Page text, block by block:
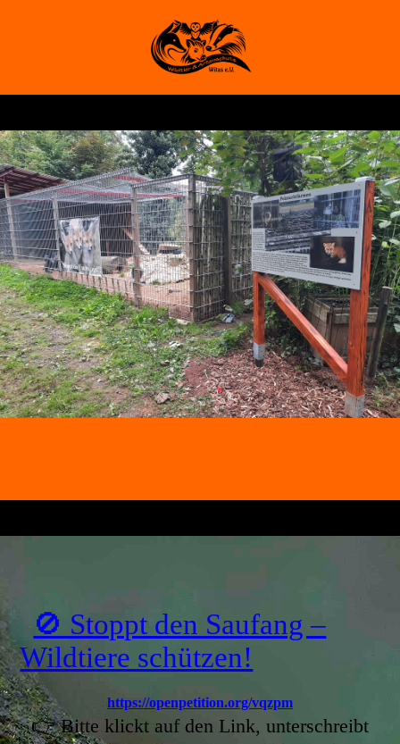
🚫 Stoppt den Saufang –
Wildtiere schützen!
https://openpetition.org/vqzpm
👉 Bitte klickt auf den Link, unterschreibt